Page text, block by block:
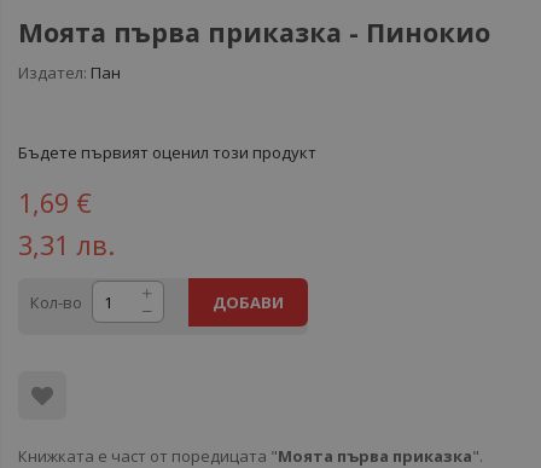
Моята първа приказка - Пинокио
Издател: Пан
Бъдете първият оценил този продукт
1,69 €
3,31 лв.
Кол-во ДОБАВИ
Книжката е част от поредицата "Моята първа приказка".